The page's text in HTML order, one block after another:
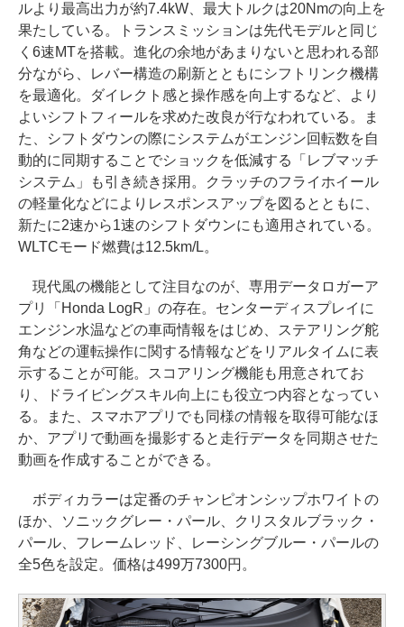
ルより最高出力が約7.4kW、最大トルクは20Nmの向上を
果たしている。トランスミッションは先代モデルと同じ
く6速MTを搭載。進化の余地があまりないと思われる部
分ながら、レバー構造の刷新とともにシフトリンク機構
を最適化。ダイレクト感と操作感を向上するなど、より
よいシフトフィールを求めた改良が行なわれている。ま
た、シフトダウンの際にシステムがエンジン回転数を自
動的に同期することでショックを低減する「レブマッチ
システム」も引き続き採用。クラッチのフライホイール
の軽量化などによりレスポンスアップを図るとともに、
新たに2速から1速のシフトダウンにも適用されている。
WLTCモード燃費は12.5km/L。
現代風の機能として注目なのが、専用データロガーア
プリ「Honda LogR」の存在。センターディスプレイに
エンジン水温などの車両情報をはじめ、ステアリング舵
角などの運転操作に関する情報などをリアルタイムに表
示することが可能。スコアリング機能も用意されてお
り、ドライビングスキル向上にも役立つ内容となってい
る。また、スマホアプリでも同様の情報を取得可能なほ
か、アプリで動画を撮影すると走行データを同期させた
動画を作成することができる。
ボディカラーは定番のチャンピオンシップホワイトの
ほか、ソニックグレー・パール、クリスタルブラック・
パール、フレームレッド、レーシングブルー・パールの
全5色を設定。価格は499万7300円。